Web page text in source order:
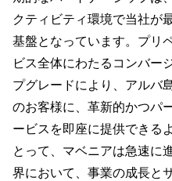
クティビティ環境で当社が
基盤となっています。プリ
ビス全体にわたるコンバー
プグレードにより、アルバ
のお客様に、革新的かつパ
ービスを即座に提供できる
とって、マベニアは急速に
界において、事業の成長と